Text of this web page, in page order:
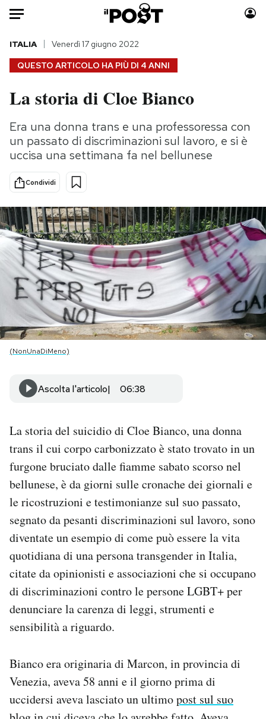
Auto
HOME
Italia
Politica
Scienza
Economia
Sport
Moda
Consumismi
Storie/Idee
Altrecose
Mondiali calcio 2026
PODCAST
NEWSLETTER
CALENDARIO
AREA PERSONALE
Newsletter
Notifiche mobile
Regala il Post
Hai bisogno di aiuto?
Esci
QUESTO ARTICOLO HA PIÙ DI 4 ANNI
ITALIA Venerdì 17 giugno 2022
La storia di Cloe Bianco
Era una donna trans e una professoressa con
un passato di discriminazioni sul lavoro, e si è
uccisa una settimana fa nel bellunese
Condividi
(NonUnaDiMeno)
Ascolta l'articolo 06:38
La storia del suicidio di Cloe Bianco, una donna
trans il cui corpo carbonizzato è stato trovato in un
furgone bruciato dalle fiamme sabato scorso nel
bellunese, è da giorni sulle cronache dei giornali e
le ricostruzioni e testimonianze sul suo passato,
segnato da pesanti discriminazioni sul lavoro, sono
diventate un esempio di come può essere la vita
quotidiana di una persona transgender in Italia,
citate da opinionisti e associazioni che si occupano
di discriminazioni contro le persone LGBT+ per
denunciare la carenza di leggi, strumenti e
sensibilità a riguardo.
Bianco era originaria di Marcon, in provincia di
Venezia, aveva 58 anni e il giorno prima di
uccidersi aveva lasciato un ultimopost sul suo